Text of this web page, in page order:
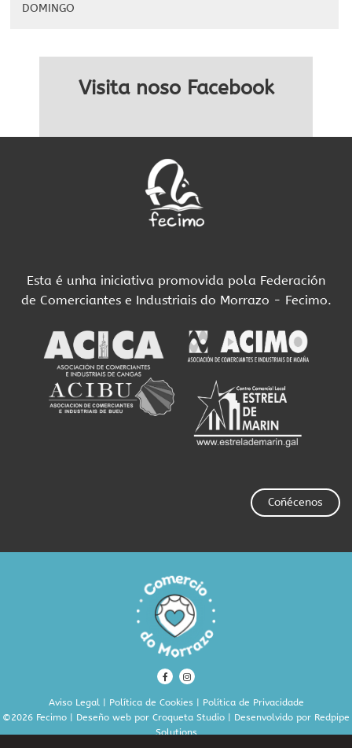
DOMINGO
Visita noso Facebook
Esta é unha iniciativa promovida pola Federación
de Comerciantes e Industriais do Morrazo - Fecimo.
Coñécenos
Aviso Legal| Política de Cookies
Política de Privacidade
©2026 Fecimo | Deseño web por Croqueta Studio | Desenvolvido por Redpipe
Solutions